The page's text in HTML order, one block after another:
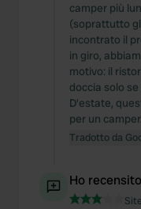
camper più
(soprattutto
incontrato il
in giro,
motivo: il
doccia solo
D'estate,
per un camper.
Tradotto da
Ho